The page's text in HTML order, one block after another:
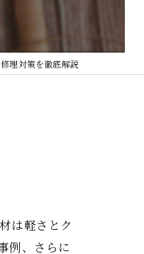
理対策を徹底解説
は軽さとク
例、さらに